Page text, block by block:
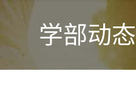
学部动态